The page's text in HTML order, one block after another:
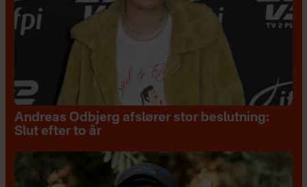
Andreas Odbjerg afslører stor beslutning:
Slut efter to år